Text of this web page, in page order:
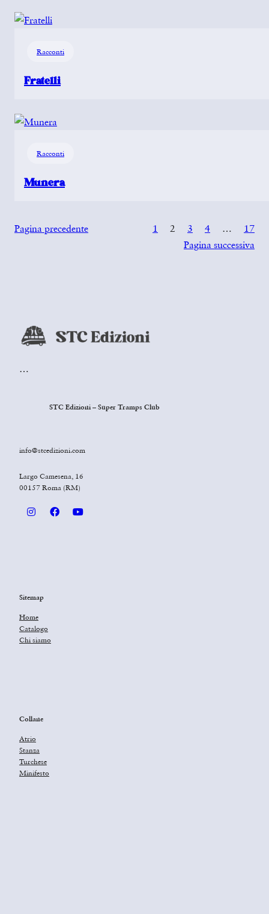
Racconti
Fratelli
Racconti
Munera
Pagina precedente 1 2 3 4 …
17
Pagina successiva
…
STC Edizioni – Super Tramps Club
info@stcedizioni.com
Largo Camesena, 16
00157 Roma (RM)
Sitemap
Home
Catalogo
Chi siamo
Collane
Atrio
Stanza
Turchese
Minifesto